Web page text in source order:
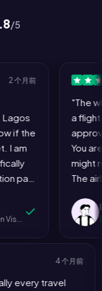
/5
月前
"The
a flight
approving
You are
might not
The
embassy
means I
instead of
4 个月前
every travel